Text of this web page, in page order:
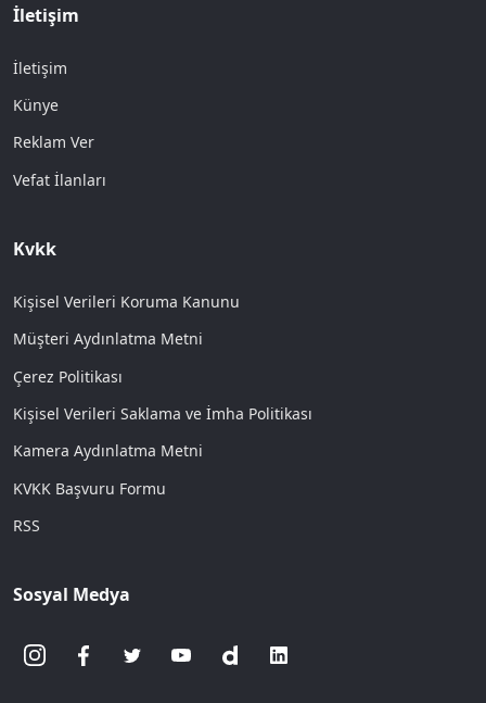
İletişim
İletişim
Künye
Reklam Ver
Vefat İlanları
Kvkk
Kişisel Verileri Koruma Kanunu
Müşteri Aydınlatma Metni
Çerez Politikası
Kişisel Verileri Saklama ve İmha Politikası
Kamera Aydınlatma Metni
KVKK Başvuru Formu
RSS
Sosyal Medya